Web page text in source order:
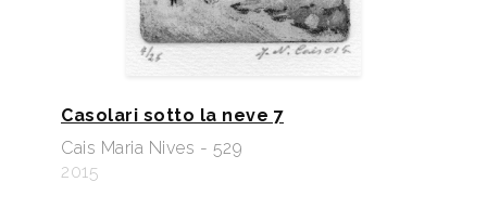
Casolari sotto la neve 7
Cais Maria Nives - 529
2015